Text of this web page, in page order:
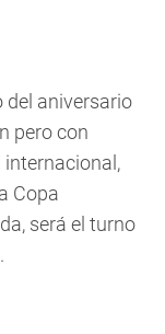
del aniversario
pero con
Copa
será el turno